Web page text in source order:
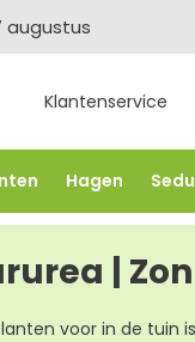
augustus
Klantenservice
Hagen
-5% vanaf €500 -
|
voor in de tuin